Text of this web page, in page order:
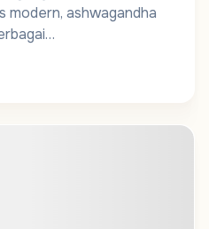
modern, ashwagandha